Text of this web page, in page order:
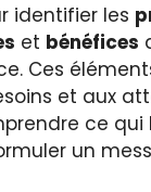
identifier les
et bénéfices
Ces
et aux
ce qui
un